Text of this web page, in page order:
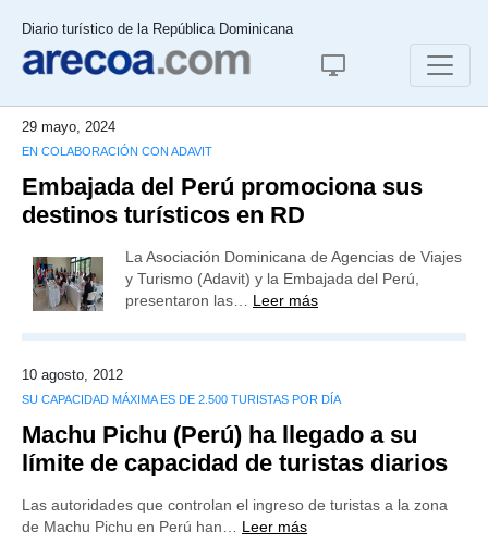
Diario turístico de la República Dominicana
29 mayo, 2024
EN COLABORACIÓN CON ADAVIT
Embajada del Perú promociona sus
destinos turísticos en RD
La Asociación Dominicana de Agencias de Viajes
y Turismo (Adavit) y la Embajada del Perú,
presentaron las… Leer más
10 agosto, 2012
SU CAPACIDAD MÁXIMA ES DE 2.500 TURISTAS POR DÍA
Machu Pichu (Perú) ha llegado a su
límite de capacidad de turistas diarios
Las autoridades que controlan el ingreso de turistas a la zona
de Machu Pichu en Perú han… Leer más